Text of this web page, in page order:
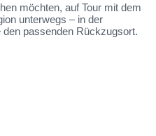
möchten, auf Tour mit dem
unterwegs – in der
den passenden Rückzugsort.